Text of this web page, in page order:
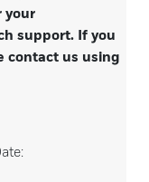
your
support. If you
contact us using